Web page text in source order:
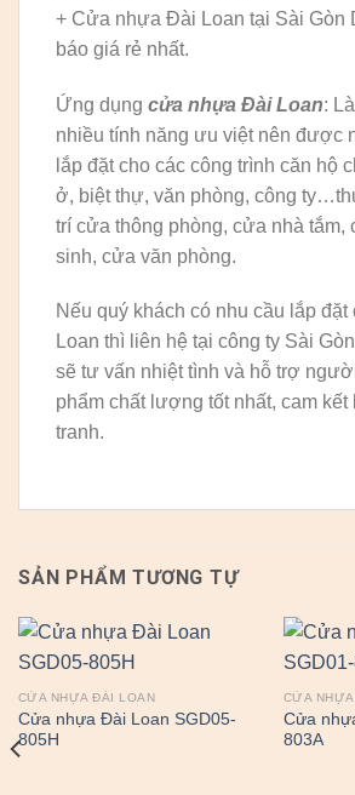
+ Cửa nhựa Đài Loan tại Sài Gòn
báo giá rẻ nhất.
Ứng dụng cửa nhựa Đài Loan:
nhiều tính năng ưu việt nên được
lắp đặt cho các công trình căn hộ
ở, biệt thự, văn phòng, công
trí cửa thông phòng, cửa nhà tắm,
sinh, cửa văn phòng.
Nếu quý khách có nhu cầu lắp
Loan thì liên hệ tại công ty Sài
sẽ tư vấn nhiệt tình và hỗ trợ
phẩm chất lượng tốt nhất, cam kết
tranh.
SẢN PHẨM TƯƠNG TỰ
CỬA NHỰA ĐÀI LOAN
Cửa nhựa Đài Loan SGD05-
805H
CỬA
Cửa
803A